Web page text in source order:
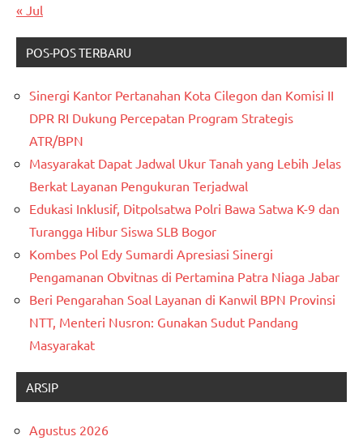
« Jul
POS-POS TERBARU
Sinergi Kantor Pertanahan Kota Cilegon dan Komisi II
DPR RI Dukung Percepatan Program Strategis
ATR/BPN
Masyarakat Dapat Jadwal Ukur Tanah yang Lebih Jelas
Berkat Layanan Pengukuran Terjadwal
Edukasi Inklusif, Ditpolsatwa Polri Bawa Satwa K-9 dan
Turangga Hibur Siswa SLB Bogor
Kombes Pol Edy Sumardi Apresiasi Sinergi
Pengamanan Obvitnas di Pertamina Patra Niaga Jabar
Beri Pengarahan Soal Layanan di Kanwil BPN Provinsi
NTT, Menteri Nusron: Gunakan Sudut Pandang
Masyarakat
ARSIP
Agustus 2026